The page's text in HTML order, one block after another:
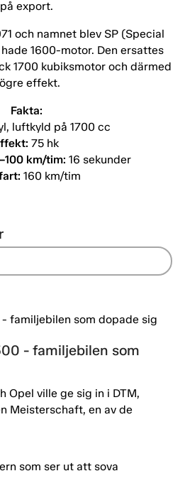
på export.
och namnet blev SP (Special
hade 1600-motor. Den ersattes
1700 kubiksmotor och därmed
effekt.
Fakta:
luftkyld på 1700 cc
75 hk
km/tim: 16 sekunder
160 km/tim
- familjebilen som
Opel ville ge sig in i DTM,
Meisterschaft, en av de